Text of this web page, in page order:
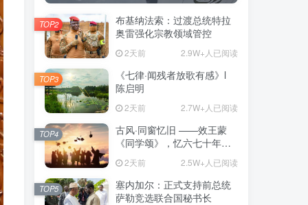
布基纳法索：过渡总统特拉
奥雷强化宗教领域管控
2天前 2.9W+人已阅读
TOP2
《七律·闻残者放歌有感》l
陈启明
2天前 2.7W+人已阅读
TOP3
古风·同窗忆旧 ——效王蒙
《同学颂》，忆六七十年代
2天前 2.5W+人已阅读
TOP4
塞内加尔：正式支持前总统
萨勒竞选联合国秘书长
TOP5